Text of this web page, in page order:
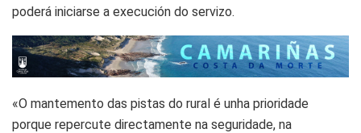
poderá iniciarse a execución do servizo.
«O mantemento das pistas do rural é unha prioridade
porque repercute directamente na seguridade, na